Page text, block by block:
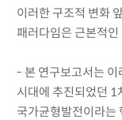
이러한 구조적 변화
패러다임은 근본적
- 본 연구보고서는 이
시대에 추진되었던 1
국가균형발전이라는